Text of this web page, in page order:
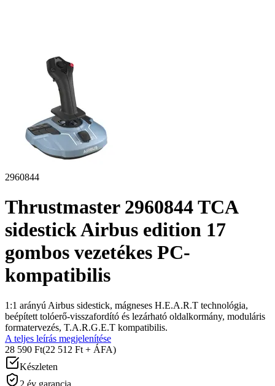
2960844
Thrustmaster 2960844 TCA
sidestick Airbus edition 17
gombos vezetékes PC-
kompatibilis
1:1 arányú Airbus sidestick, mágneses H.E.A.R.T technológia,
beépített tolóerő-visszafordító és lezárható oldalkormány, moduláris
formatervezés, T.A.R.G.E.T kompatibilis.
A teljes leírás megjelenítése
28 590 Ft(22 512 Ft + ÁFA)
Készleten
2 év garancia